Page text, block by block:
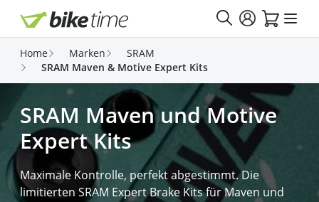
Direkt zum Inhalt
Home Marken
SRAM
SRAM Maven & Motive Expert Kits
SRAM Maven und Motive
Expert Kits
Maximale Kontrolle, perfekt abgestimmt. Die
limitierten SRAM Expert Brake Kits für Maven und